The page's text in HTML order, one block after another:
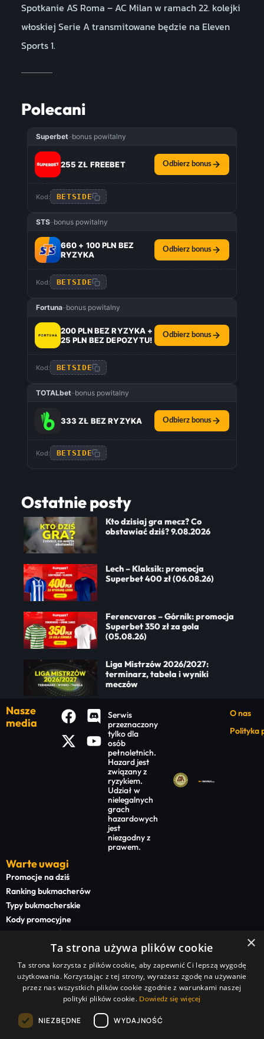
Spotkanie AS Roma – AC Milan w ramach 22. kolejki
włoskiej Serie A transmitowane będzie na Eleven
Sports 1.
Polecani
Superbet–bonus powitalny
255 ZŁ FREEBET Odbierz bonus
Kod: BETSIDE
STS–bonus powitalny
660 + 100 PLN BEZ
RYZYKA
Odbierz bonus
Kod: BETSIDE
Fortuna–bonus powitalny
200 PLN BEZ RYZYKA +
25 PLN BEZ DEPOZYTU!
Odbierz bonus
Kod: BETSIDE
TOTALbet–bonus powitalny
333 ZŁ BEZ RYZYKA Odbierz bonus
Kod: BETSIDE
Ostatnie posty
Kto dzisiaj gra mecz? Co
obstawiać dziś? 9.08.2026
Lech – Klaksik: promocja
Superbet 400 zł (06.08.26)
Ferencvaros – Górnik: promocja
Superbet 350 zł za gola
(05.08.26)
Liga Mistrzów 2026/2027:
terminarz, tabela i wyniki
meczów
Nasze
media
Serwis
przeznaczony
tylko dla
osób
pełnoletnich.
Hazard jest
związany z
ryzykiem.
Udział w
nielegalnych
grach
hazardowych
jest
niezgodny z
prawem.
O nas
Polityka
Warte uwagi
Promocje na dziś
Ranking bukmacherów
Typy bukmacherskie
Kody promocyjne
Newsy bukmacherskie
Na start
Superbet kod promocyjny
STS kod promocyjny
BETFAN kod promocyjny
TOTALbet kod promocyjny
×
Ta strona używa plików cookie
Ta strona korzysta z plików cookie, aby zapewnić Ci lepszą wygodę
użytkowania. Korzystając z tej strony, wyrażasz zgodę na używanie
przez nas wszystkich plików cookie zgodnie z warunkami naszej
polityki plików cookie. Dowiedz się więcej
NIEZBĘDNE WYDAJNOŚĆ